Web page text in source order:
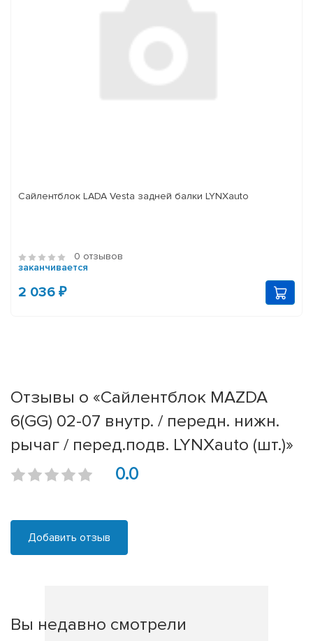
Сайлентблок LADA Vesta задней балки LYNXauto
0 отзывов
заканчивается
2 036 ₽
Отзывы о «Сайлентблок MAZDA
6(GG) 02-07 внутр. / передн. нижн.
рычаг / перед.подв. LYNXauto (шт.)»
0.0
Добавить отзыв
Вы недавно смотрели